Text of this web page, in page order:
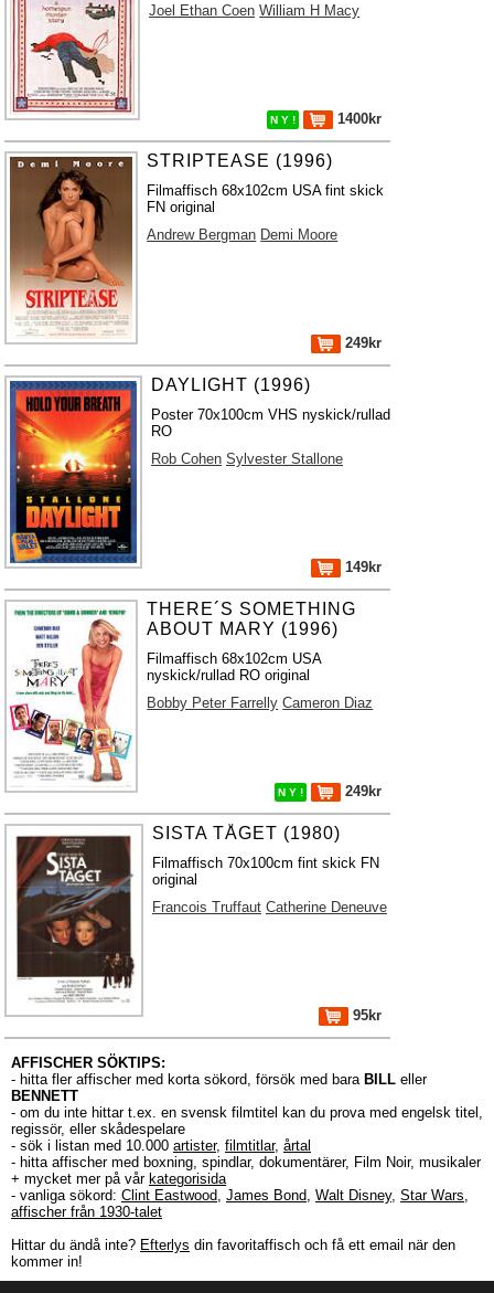
Joel Ethan Coen William H Macy
N Y ! 1400kr
STRIPTEASE (1996)
Filmaffisch 68x102cm USA fint skick
FN original
Andrew Bergman Demi Moore
249kr
DAYLIGHT (1996)
Poster 70x100cm VHS nyskick/rullad
RO
Rob Cohen Sylvester Stallone
149kr
THERE´S SOMETHING
ABOUT MARY (1996)
Filmaffisch 68x102cm USA
nyskick/rullad RO original
Bobby Peter Farrelly Cameron Diaz
N Y ! 249kr
SISTA TÅGET (1980)
Filmaffisch 70x100cm fint skick FN
original
Francois Truffaut Catherine Deneuve
95kr
AFFISCHER SÖKTIPS:
- hitta fler affischer med korta sökord, försök med bara BILL eller
BENNETT
- om du inte hittar t.ex. en svensk filmtitel kan du prova med engelsk titel,
regissör, eller skådespelare
- sök i listan med 10.000 artister, filmtitlar, årtal
- hitta affischer med boxning, spindlar, dokumentärer, Film Noir, musikaler
+ mycket mer på vår kategorisida
- vanliga sökord: Clint Eastwood, James Bond, Walt Disney, Star Wars,
affischer från 1930-talet
Hittar du ändå inte? Efterlys din favoritaffisch och få ett email när den
kommer in!